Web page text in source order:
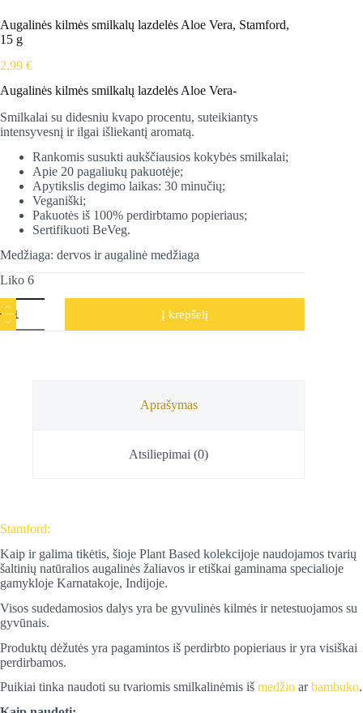
Augalinės kilmės smilkalų lazdelės Aloe Vera, Stamford,
15 g
2,99 €
Augalinės kilmės smilkalų lazdelės Aloe Vera-
Smilkalai su didesniu kvapo procentu, suteikiantys
intensyvesnį ir ilgai išliekantį aromatą.
Rankomis susukti aukščiausios kokybės smilkalai;
Apie 20 pagaliukų pakuotėje;
Apytikslis degimo laikas: 30 minučių;
Veganiški;
Pakuotės iš 100% perdirbtamo popieriaus;
Sertifikuoti BeVeg.
Medžiaga: dervos ir augalinė medžiaga
Liko 6
produkto
kiekis:
Augalinės
Į krepšelį
Aprašymas
Atsiliepimai (0)
Stamford:
Kaip ir galima tikėtis, šioje Plant Based kolekcijoje naudojamos tvarių
šaltinių natūralios augalinės žaliavos ir etiškai gaminama specialioje
gamykloje Karnatakoje, Indijoje.
Visos sudedamosios dalys yra be gyvulinės kilmės ir netestuojamos su
gyvūnais.
Produktų dėžutės yra pagamintos iš perdirbto popieriaus ir yra visiškai
perdirbamos.
Puikiai tinka naudoti su tvariomis smilkalinėmis iš medžio arbambuko.